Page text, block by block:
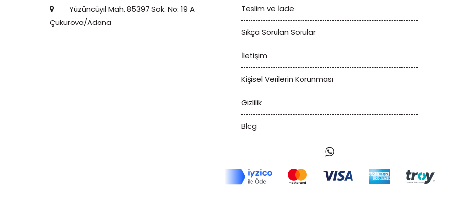
Yüzüncüyıl Mah. 85397 Sok. No: 19 A
Çukurova/Adana
Teslim ve İade
Sıkça Sorulan Sorular
İletişim
Kişisel Verilerin Korunması
Gizlilik
Blog